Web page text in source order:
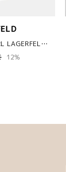
ΣΑΚΑΚΙ (ΚΟΣΤΟΥΜΙΟΥ) KARL LAGERFELD - 990 ΜΑΥΡΟ
12%